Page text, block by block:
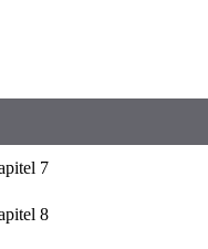
7
8